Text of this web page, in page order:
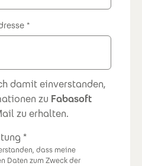
damit einverstanden,
zu Fabasoft
zu erhalten.
dass meine
Daten zum Zweck der